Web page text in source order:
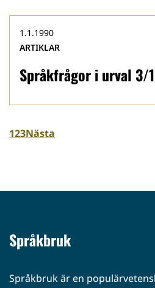
Språkfrågor i urval 3/
1.1.1990
ARTIKLAR
123Nästa
Språkbruk
Språkbruk är en